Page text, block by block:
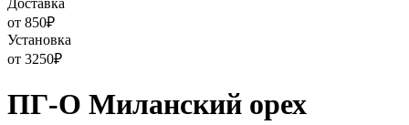
Доставка
от 850₽
Установка
от 3250₽
ПГ-О Миланский орех